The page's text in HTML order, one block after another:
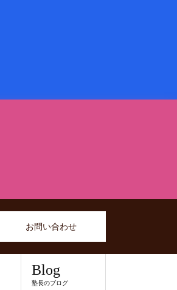
お問い合わせ
Blog
塾長のブログ